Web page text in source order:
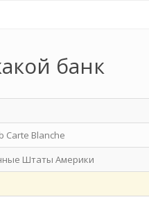
банк
Carte Blanche
Штаты Америки